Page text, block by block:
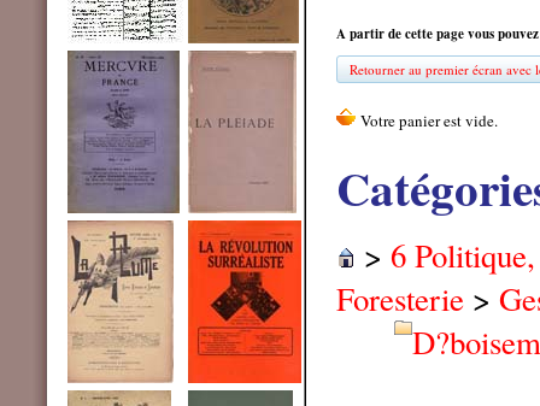
A partir de cette page vous
Retourner au premier écran avec
> 6
Foresterie >